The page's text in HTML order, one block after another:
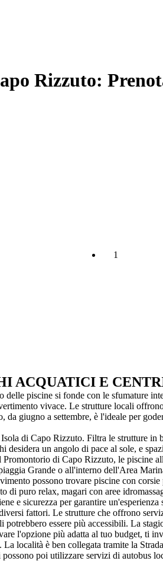
Rizzuto:
1
ACQUATICI E
piscine si fonde con le sfumature
vivace. Le strutture locali
giugno a settembre, è l'ideale per
di Capo Rizzuto. Filtra le strutture in
desidera un angolo di pace al sole, e
di Capo Rizzuto, le piscine
Grande o all'interno dell'Area
possono trovare piscine con
di puro relax, magari con aree
e sicurezza per garantire un'esperienza
fattori. Le strutture che offrono
essere più accessibili. La
l'opzione più adatta al tuo budget, ti
località è ben collegata tramite la
poi utilizzare servizi di